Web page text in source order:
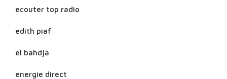
ecouter top radio
edith piaf
el bahdja
energie direct